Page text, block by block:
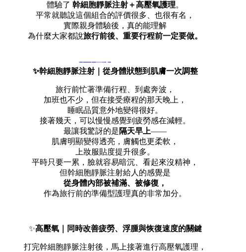
體驗了 幹細胞靜脈注射＋高壓氧護理。
平常就聽說這個組合的評價很多、也很有名，
實際親身體驗後，真的能理解
為什麼大家都說旅行前後、重要行程前一定要做。
✨幹細胞靜脈注射｜從身體狀態到肌膚一次調整
旅行前忙著準備行程、到處奔波，
加班也不少，但在接受療程的那天晚上，
睡眠品質意外地變得很好。
接著幾天，可以慢慢感覺到疲勞感在減輕。
最讓我驚訝的是隔天早上——
肌膚明顯變得透亮，膚觸也更柔軟，
上妝服貼度提升很多。
平時只要一累，臉就容易暗沉、看起來沒精神，
但幹細胞靜脈注射給人的感覺是
從身體內部被補滿、被修復，
作為旅行前的準備型護理真的非常加分。
✨高壓氧｜同時改善疲勞、浮腫與恢復速度的關鍵
打完幹細胞靜脈注射後，馬上接著進行高壓氧護理，